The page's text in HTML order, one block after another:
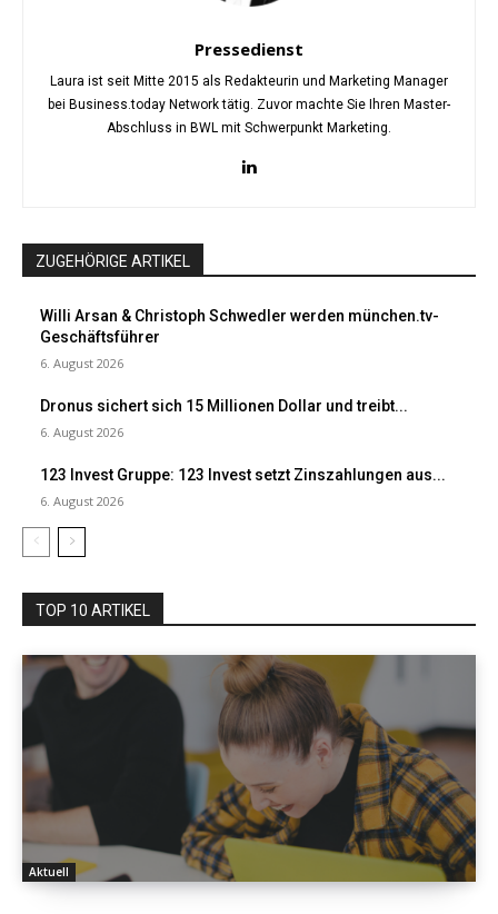
Pressedienst
Laura ist seit Mitte 2015 als Redakteurin und Marketing Manager
bei Business.today Network tätig. Zuvor machte Sie Ihren Master-
Abschluss in BWL mit Schwerpunkt Marketing.
ZUGEHÖRIGE ARTIKEL
Willi Arsan & Christoph Schwedler werden münchen.tv-
Geschäftsführer
6. August 2026
Dronus sichert sich 15 Millionen Dollar und treibt...
6. August 2026
123 Invest Gruppe: 123 Invest setzt Zinszahlungen aus...
6. August 2026
TOP 10 ARTIKEL
Aktuell